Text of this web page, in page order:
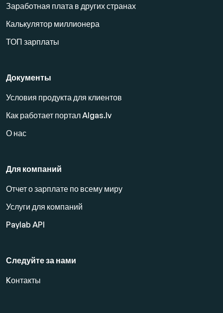
Заработная плата в других странах
Калькулятор миллионера
ТОП зарплаты
Документы
Условия продукта для клиентов
Как работает портал Algas.lv
О нас
Для компаний
Отчет о зарплате по всему миру
Услуги для компаний
Paylab API
Следуйте за нами
Kонтакты